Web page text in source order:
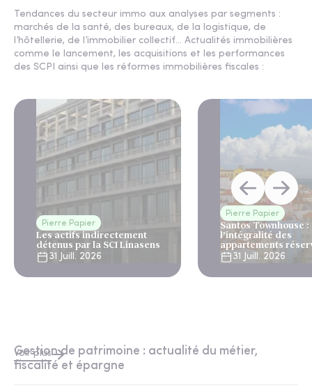
Tendances du secteur immo aux analyses par segments :
marchés de la santé, des bureaux, de la logistique, de
l’hôtellerie, de l’immobilier collectif... Actualités immobilières
comme le lancement, les acquisitions et les performances
des SCPI ainsi que les réformes immobilières fiscales :
Pierre Papier
Les actifs indirectement
détenus par la SCI Linasens
31 Juill. 2026
Pierre Papier
Santos Townhouse :
l’intégralité des
appartements
Lisbonne
31 Juill. 2026
Gestion de patrimoine : actualité du métier,
fiscalité et épargne
Voir plus